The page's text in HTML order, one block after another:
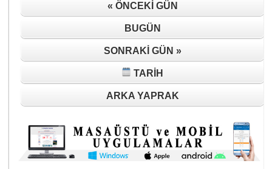
« ÖNCEKI GÜN
BUGÜN
SONRAKI GÜN »
TARIH
ARKA YAPRAK